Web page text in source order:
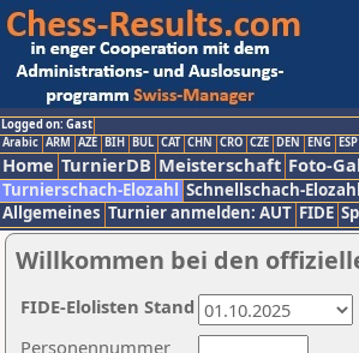
Logged on: Gast
Arabic ARM AZE BIH BUL CAT CHN CRO CZE DEN ENG ESP
Home TurnierDB Meisterschaft Foto-
Turnierschach-Elozahl Schnellschach-Elozahl
Allgemeines Turnier anmelden: AUT FIDE
Willkommen bei den
Personennummer
FIDE-Elolisten Stand